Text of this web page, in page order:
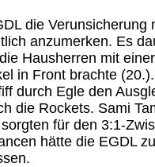
die Verunsicherung
anzumerken. Es
Hausherren mit
in Front brachte
durch Egle den
die Rockets. Sami
für den 3:1-
hätte die EGDL